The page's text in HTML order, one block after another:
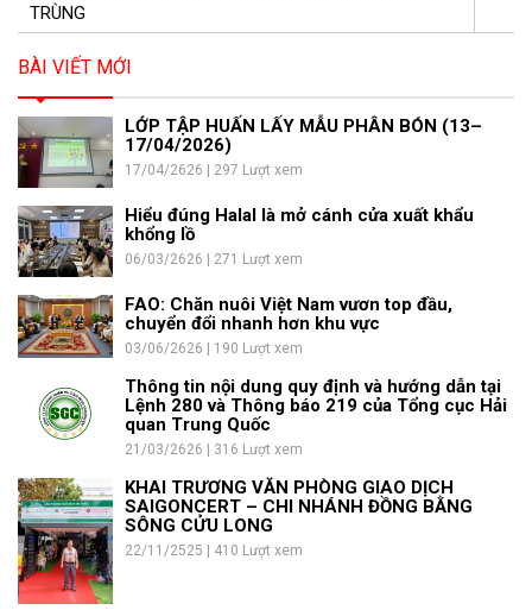
TRÙNG
BÀI VIẾT MỚI
LỚP TẬP HUẤN LẤY MẪU PHÂN BÓN (13–
17/04/2026)
17/04/2626 | 297 Lượt xem
Hiểu đúng Halal là mở cánh cửa xuất khẩu
khổng lồ
06/03/2626 | 271 Lượt xem
FAO: Chăn nuôi Việt Nam vươn top đầu,
chuyển đổi nhanh hơn khu vực
03/06/2626 | 190 Lượt xem
Thông tin nội dung quy định và hướng dẫn tại
Lệnh 280 và Thông báo 219 của Tổng cục Hải
quan Trung Quốc
21/03/2626 | 316 Lượt xem
KHAI TRƯƠNG VĂN PHÒNG GIAO DỊCH
SAIGONCERT – CHI NHÁNH ĐỒNG BẰNG
SÔNG CỬU LONG
22/11/2525 | 410 Lượt xem